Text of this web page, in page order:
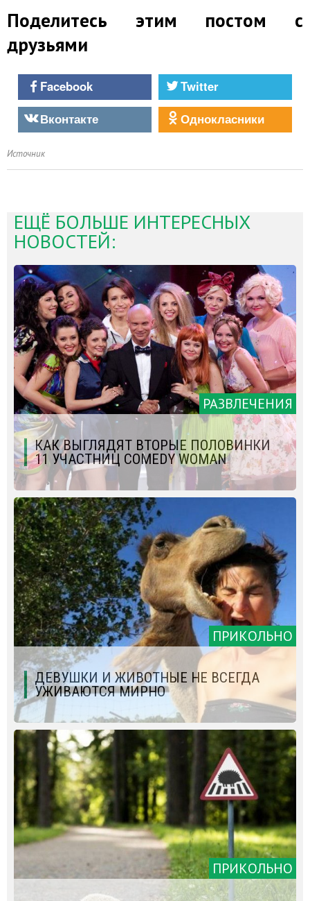
Поделитесь этим постом с
друзьями
Facebook
Twitter
Вконтакте
Однокласники
Источник
ЕЩЁ БОЛЬШЕ ИНТЕРЕСНЫХ
НОВОСТЕЙ:
РАЗВЛЕЧЕНИЯ
КАК ВЫГЛЯДЯТ ВТОРЫЕ ПОЛОВИНКИ
11 УЧАСТНИЦ COMEDY WOMAN
ПРИКОЛЬНО
ДЕВУШКИ И ЖИВОТНЫЕ НЕ ВСЕГДА
УЖИВАЮТСЯ МИРНО
ПРИКОЛЬНО